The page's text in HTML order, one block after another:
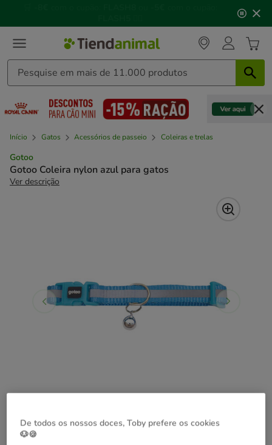
3,
mensagem,
Início Gatos Acessórios de passeio Coleiras e trelas
Gotoo
Gotoo Coleira nylon azul para gatos
Ver descrição
De todos os nossos doces, Toby prefere os cookies
🐶🍪